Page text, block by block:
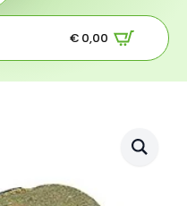
for:
€ 0,00